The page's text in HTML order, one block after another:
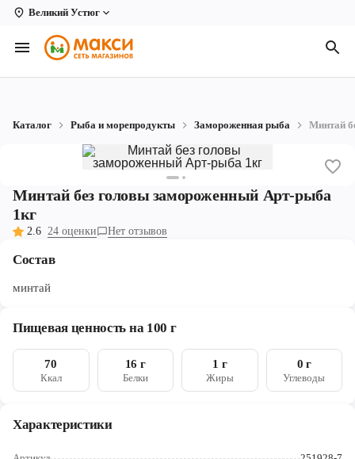
Великий Устюг
Вологда
Архангельск
Коряжма
Котлас
Новодвинск
Северодвинск
Череповец
Ярославль
Каталог Рыба и морепродукты Замороженная рыба Минтай
Минтай без головы замороженный Арт-рыба
1кг
2.6 24 оценки Нет отзывов
Состав
минтай
Пищевая ценность на 100 г
70
Ккал
16 г
Белки
1 г
Жиры
0 г
Углеводы
Характеристики